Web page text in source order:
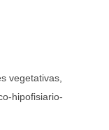
vegetativas,
hipofisiario-